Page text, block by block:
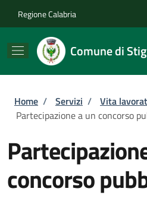
Regione Calabria
Comune di
Briciole di pane
Home / Servizi / Vita
Partecipazione a un concorso
concorso